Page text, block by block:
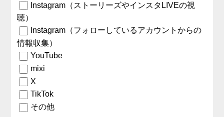
Instagram（ストーリーズやインスタLIVEの視
聴）
Instagram（フォローしているアカウントからの
情報収集）
YouTube
mixi
X
TikTok
その他